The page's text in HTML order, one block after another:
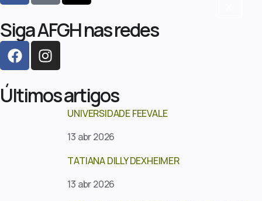
Siga AFGH nas redes
Últimos artigos
UNIVERSIDADE FEEVALE
13 abr 2026
TATIANA DILLY DEXHEIMER
13 abr 2026